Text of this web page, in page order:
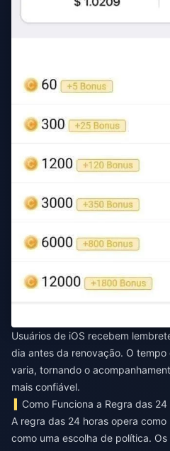
Usuários de iOS recebem
dia antes da renovação. O
varia, tornando o
mais confiável.
Como Funciona a Regra das 24
A regra das 24 horas opera
como uma escolha de política.